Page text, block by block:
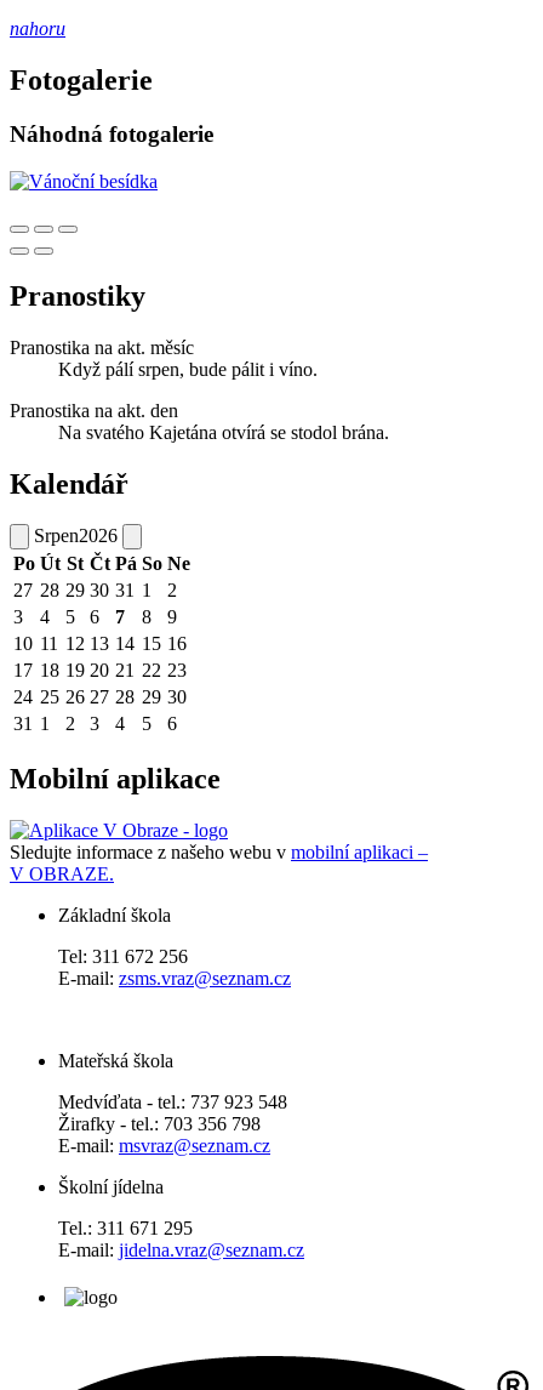
nahoru
Fotogalerie
Náhodná fotogalerie
Pranostiky
Pranostika na akt. měsíc
Když pálí srpen, bude pálit i víno.
Pranostika na akt. den
Na svatého Kajetána otvírá se stodol brána.
Kalendář
Srpen2026
Po Út St Čt Pá So Ne
27 28 29 30 31 1
2
3
4 5 6 7 8
9
10 11 12 13 14 15 16
17 18 19 20 21 22 23
24 25 26 27 28 29 30
31 1 2 3 4 5 6
Mobilní aplikace
Sledujte informace z našeho webu v mobilní aplikaci –
V OBRAZE.
Základní škola
Tel: 311 672 256
E-mail: zsms.vraz@seznam.cz
Mateřská škola
Medvíďata - tel.: 737 923 548
Žirafky - tel.: 703 356 798
E-mail: msvraz@seznam.cz
Školní jídelna
Tel.: 311 671 295
E-mail: jidelna.vraz@seznam.cz